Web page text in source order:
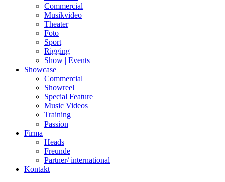
Commercial
Musikvideo
Theater
Foto
Sport
Rigging
Show | Events
Showcase
Commercial
Showreel
Special Feature
Music Videos
Training
Passion
Firma
Heads
Freunde
Partner/ international
Kontakt